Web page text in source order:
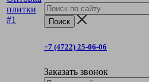
+7 (4722) 25-06-06
Заказать звонок